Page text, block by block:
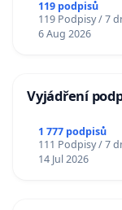
119 podpisů
119 Podpisy / 7
6 Aug 2026
Vyjádření
1 777 podpisů
111 Podpisy / 7
14 Jul 2026